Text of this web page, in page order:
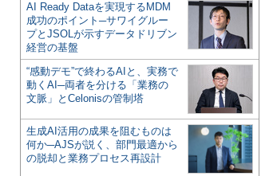
AI Ready Dataを実現するMDM
成功のポイント─サワイグルー
プとJSOLが示すデータドリブン
経営の基盤
“感動デモ”で終わるAIと、実務で
動くAI─両者を分ける「業務の
文脈」とCelonisの管制塔
生成AI活用の成果を阻むものは
何か─AJSが説く、部門最適から
の脱却と業務プロセス再設計